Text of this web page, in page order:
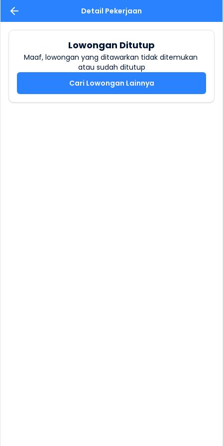
Detail Pekerjaan
Lowongan Ditutup
Maaf, lowongan yang ditawarkan tidak ditemukan
atau sudah ditutup
Cari Lowongan Lainnya